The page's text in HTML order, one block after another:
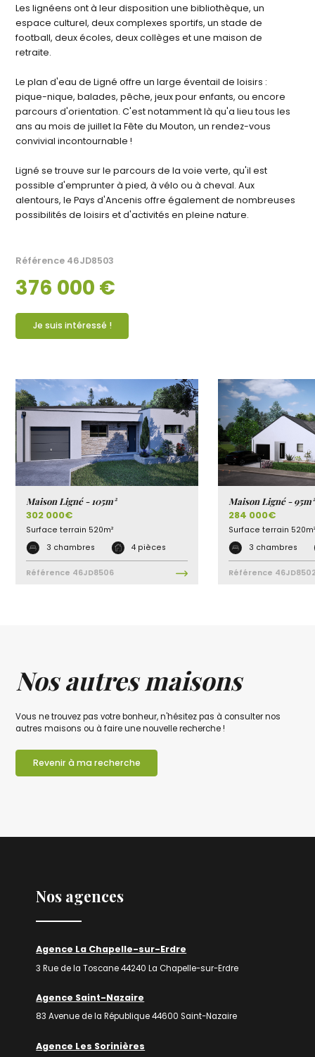
Les lignéens ont à leur disposition une bibliothèque, un
espace culturel, deux complexes sportifs, un stade de
football, deux écoles, deux collèges et une maison de
retraite.
Le plan d'eau de Ligné offre un large éventail de loisirs :
pique-nique, balades, pêche, jeux pour enfants, ou encore
parcours d'orientation. C'est notamment là qu'a lieu tous les
ans au mois de juillet la Fête du Mouton, un rendez-vous
convivial incontournable !
Ligné se trouve sur le parcours de la voie verte, qu'il est
possible d'emprunter à pied, à vélo ou à cheval. Aux
alentours, le Pays d'Ancenis offre également de nombreuses
possibilités de loisirs et d'activités en pleine nature.
376 000 €
Référence 46JD8503
Je suis intéressé !
Maison Ligné - 105m²
302 000€
Surface terrain 520m²
3 chambres
4 pièces
Référence 46JD8506
Maison Ligné - 95m²
284 000€
Surface terrain 520m²
3 chambres
Référence
Nos autres maisons
Vous ne trouvez pas votre bonheur, n'hésitez pas à consulter nos
autres maisons ou à faire une nouvelle recherche !
Revenir à ma recherche
Nos agences
Agence La Chapelle-sur-Erdre
3 Rue de la Toscane 44240 La Chapelle-sur-Erdre
Agence Saint-Nazaire
83 Avenue de la République 44600 Saint-Nazaire
Agence Les Sorinières